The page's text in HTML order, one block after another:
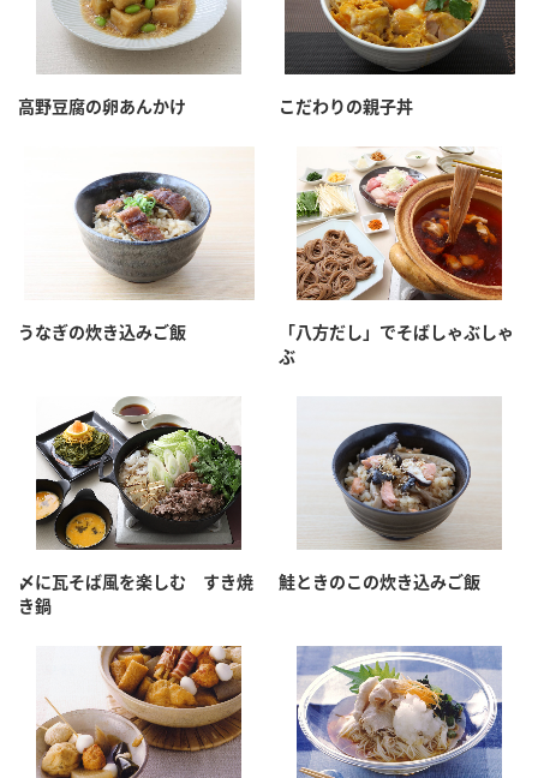
高野豆腐の卵あんかけ こだわりの親子丼
うなぎの炊き込みご飯
「八方だし」でそばしゃぶしゃ
ぶ
〆に瓦そば風を楽しむ すき焼
き鍋
鮭ときのこの炊き込みご飯